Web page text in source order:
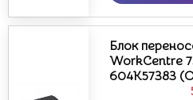
Блок
WorkCentre
604K57383